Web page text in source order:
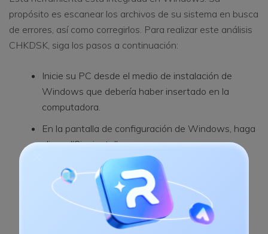
propósito es escanear los archivos de su sistema en busca
de errores, así como corregirlos. Para realizar este análisis
CHKDSK, siga los pasos a continuación:
Inicie su PC desde el medio de instalación de
Windows que debería haber insertado en la
computadora.
En la pantalla de configuración de Windows, haga
clic en "Siguiente"
Seleccione la opción "Reparar su computadora"
Seleccione "Solucionar problemas"
Haga clic en "Opciones avanzadas"
Toque el botón "Símbolo del sistema"